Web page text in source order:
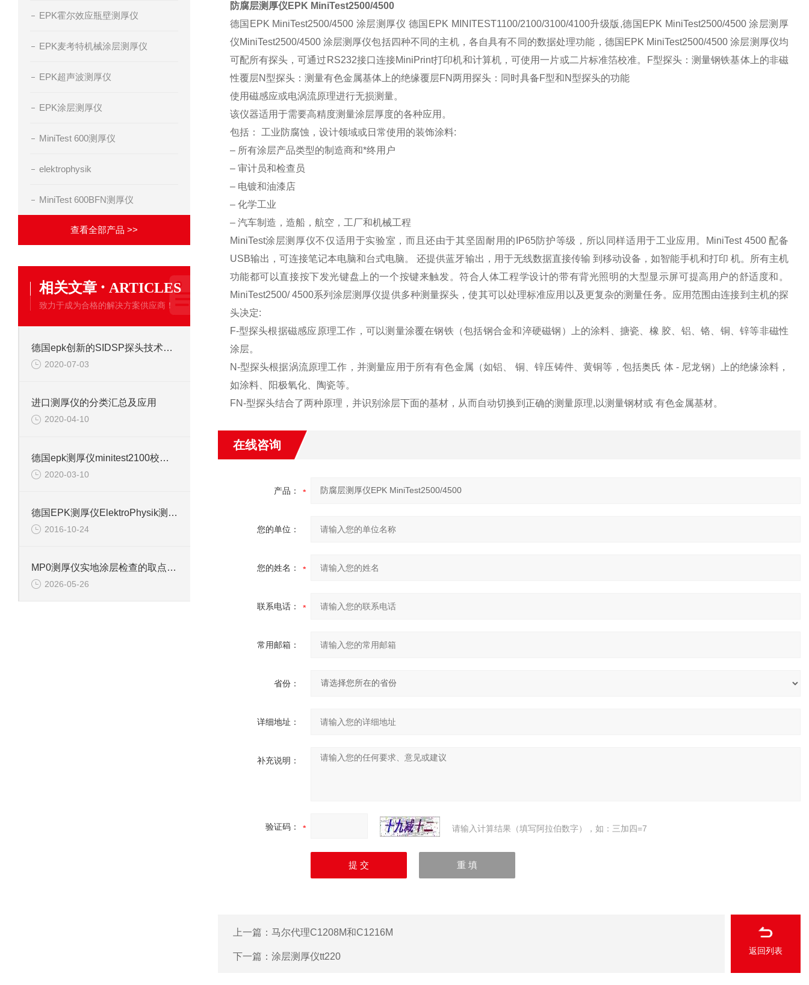
EPK霍尔效应瓶壁测厚仪
EPK麦考特机械涂层测厚仪
EPK超声波测厚仪
EPK涂层测厚仪
MiniTest 600测厚仪
elektrophysik
MiniTest 600BFN测厚仪
查看全部产品 >>
相关文章 · ARTICLES
致力于成为合格的解决方案供应商！
德国epk创新的SIDSP探头技术有何优势？
2020-07-03
进口测厚仪的分类汇总及应用
2020-04-10
德国epk测厚仪minitest2100校准步骤详解
2020-03-10
德国EPK测厚仪ElektroPhysik测厚仪型号介绍
2016-10-24
MP0测厚仪实地涂层检查的取点流程
2026-05-26
防腐层测厚仪EPK MiniTest2500/4500
德国EPK MiniTest2500/4500 涂层测厚仪 德国EPK MINITEST1100/2100/3100/4100升级版,德国EPK MiniTest2500/4500 涂层测厚
仪MiniTest2500/4500 涂层测厚仪包括四种不同的主机，各自具有不同的数据处理功能，德国EPK MiniTest2500/4500 涂层测厚仪均
可配所有探头，可通过RS232接口连接MiniPrint打印机和计算机，可使用一片或二片标准箔校准。F型探头：测量钢铁基体上的非磁
性覆层N型探头：测量有色金属基体上的绝缘覆层FN两用探头：同时具备F型和N型探头的功能
使用磁感应或电涡流原理进行无损测量。
该仪器适用于需要高精度测量涂层厚度的各种应用。
包括： 工业防腐蚀，设计领域或日常使用的装饰涂料:
– 所有涂层产品类型的制造商和*终用户
– 审计员和检查员
– 电镀和油漆店
– 化学工业
– 汽车制造，造船，航空，工厂和机械工程
MiniTest涂层测厚仪不仅适用于实验室，而且还由于其坚固耐用的IP65防护等级，所以同样适用于工业应用。MiniTest 4500 配备
USB输出，可连接笔记本电脑和台式电脑。 还提供蓝牙输出，用于无线数据直接传输 到移动设备，如智能手机和打印 机。所有主机
功能都可以直接按下发光键盘上的一个按键来触发。符合人体工程学设计的带有背光照明的大型显示屏可提高用户的舒适度和。
MiniTest2500/ 4500系列涂层测厚仪提供多种测量探头，使其可以处理标准应用以及更复杂的测量任务。应用范围由连接到主机的探
头决定:
F-型探头根据磁感应原理工作，可以测量涂覆在钢铁（包括钢合金和淬硬磁钢）上的涂料、搪瓷、橡 胶、铝、铬、铜、锌等非磁性
涂层。
N-型探头根据涡流原理工作，并测量应用于所有有色金属（如铝、 铜、锌压铸件、黄铜等，包括奥氏 体 - 尼龙钢）上的绝缘涂料，
如涂料、阳极氧化、陶瓷等。
FN-型探头结合了两种原理，并识别涂层下面的基材，从而自动切换到正确的测量原理,以测量钢材或 有色金属基材。
在线咨询
产品：
您的单位：
您的姓名：
联系电话：
常用邮箱：
省份：
详细地址：
补充说明：
验证码： 请输入计算结果（填写阿拉伯数字），如：三加四=7
上一篇： 马尔代理C1208M和C1216M
下一篇： 涂层测厚仪tt220
返回列表